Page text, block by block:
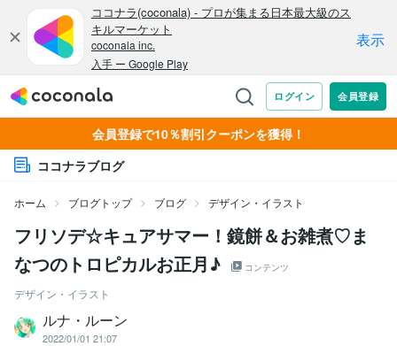
会員登録で10％割引クーポンを獲得！
ココナラブログ
ホーム ブログトップ ブログ デザイン・イラスト
フリソデ☆キュアサマー！鏡餅＆お雑煮♡ま
なつのトロピカルお正月♪
コンテンツ
デザイン・イラスト
ルナ・ルーン
2022/01/01 21:07